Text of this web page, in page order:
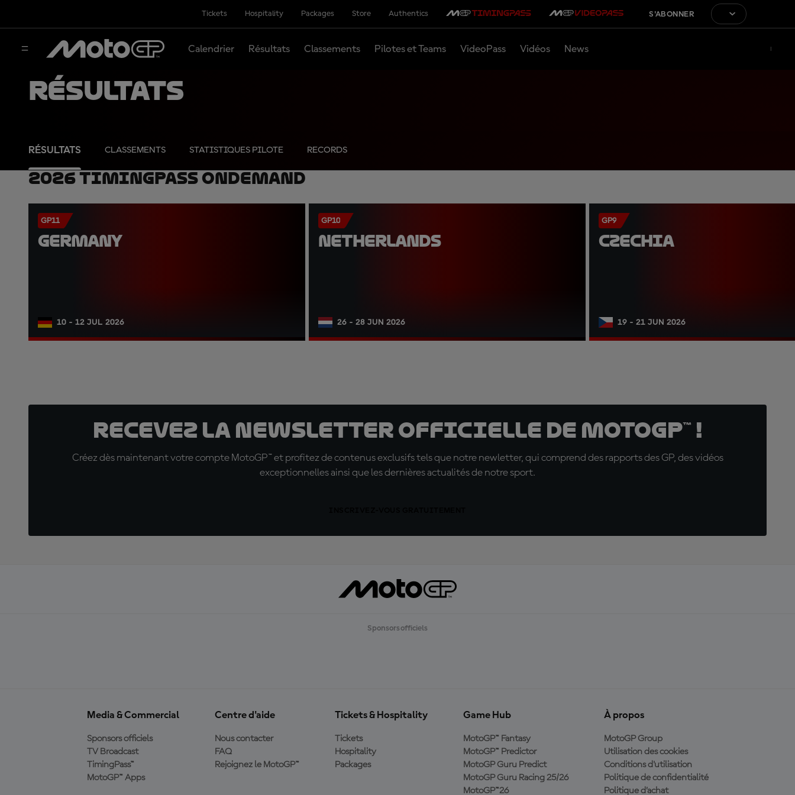
Tickets Hospitality Packages Store Authentics S'ABONNER
Calendrier Résultats Classements Pilotes et Teams VideoPass Vidéos News
Résultats
RÉSULTATS CLASSEMENTS STATISTIQUES PILOTE RECORDS
2026 TimingPass OnDemand
GP11
GERMANY
10 - 12 JUL 2026
GP10
NETHERLANDS
26 - 28 JUN 2026
GP9
CZECHIA
19 - 21 JUN 2026
Recevez la Newsletter officielle de MotoGP™ !
Créez dès maintenant votre compte MotoGP™ et profitez de contenus exclusifs tels que notre newletter, qui comprend des rapports des GP, des vidéos
exceptionnelles ainsi que les dernières actualités de notre sport.
Sponsors officiels
Media & Commercial
Sponsors officiels
TV Broadcast
TimingPass™
MotoGP™ Apps
Centre d'aide
Nous contacter
FAQ
Rejoignez le MotoGP™
Tickets & Hospitality
Tickets
Hospitality
Packages
Game Hub
MotoGP™ Fantasy
MotoGP™ Predictor
MotoGP Guru Predict
MotoGP Guru Racing 25/26
MotoGP™26
À propos
MotoGP Group
Utilisation des cookies
Conditions d'utilisation
Politique de confidentialité
Politique d’achat